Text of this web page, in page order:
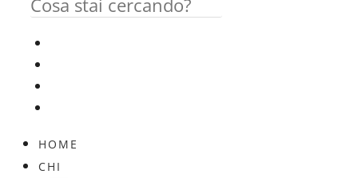
HOME
CHI